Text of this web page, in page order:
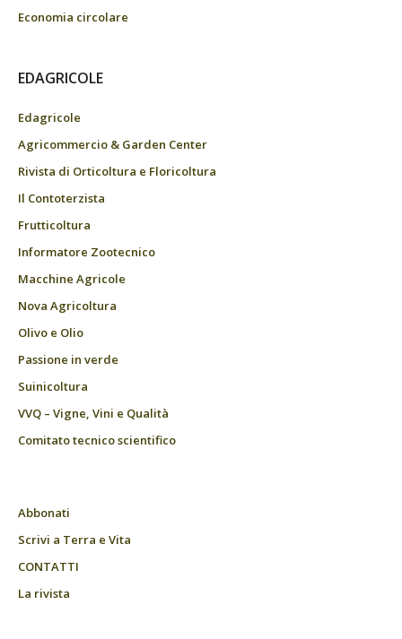
Economia circolare
EDAGRICOLE
Edagricole
Agricommercio & Garden Center
Rivista di Orticoltura e Floricoltura
Il Contoterzista
Frutticoltura
Informatore Zootecnico
Macchine Agricole
Nova Agricoltura
Olivo e Olio
Passione in verde
Suinicoltura
VVQ – Vigne, Vini e Qualità
Comitato tecnico scientifico
Abbonati
Scrivi a Terra e Vita
CONTATTI
La rivista